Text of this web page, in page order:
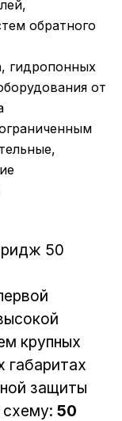
обратного
гидропонных
от
50
крупных
габаритах
защиты
50